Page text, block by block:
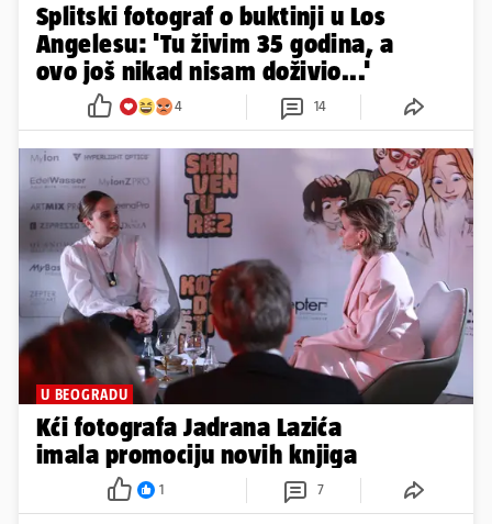
Splitski fotograf o buktinji u Los
Angelesu: 'Tu živim 35 godina, a
ovo još nikad nisam doživio...'
4 14
U BEOGRADU
Kći fotografa Jadrana Lazića
imala promociju novih knjiga
1 7